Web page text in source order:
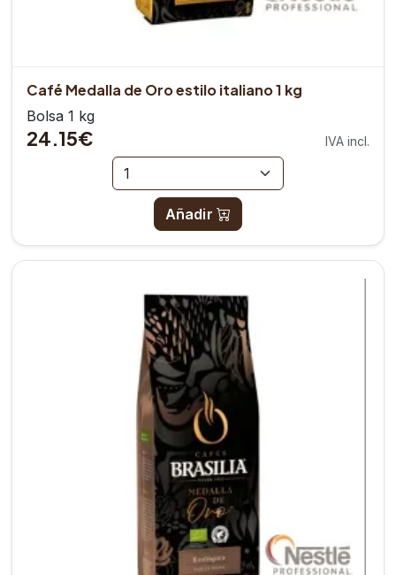
Café Medalla de Oro estilo italiano 1 kg
Bolsa 1 kg
24.15€ IVA incl.
Añadir